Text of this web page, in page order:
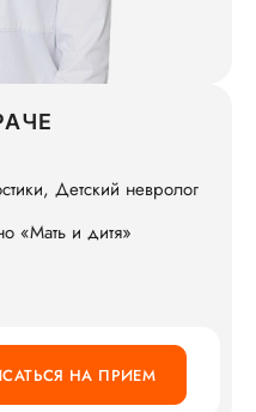
Детский невролог
«Мать и дитя»
НА ПРИЕМ